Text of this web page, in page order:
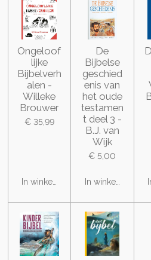
Ongeloof
lijke
Bijbelverh
alen -
Willeke
Brouwer
€ 35,99
In winkelwagen
De
Bijbelse
geschied
enis van
het oude
testamen
t deel 3 -
B.J. van
Wijk
€ 5,00
In winkelwagen